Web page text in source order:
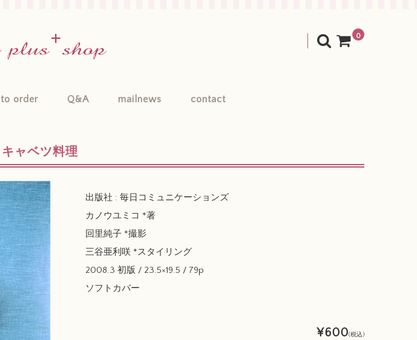
0
order Q&A mailnews contact
ャベツ料理
出版社 : 毎日コミュニケーションズ
カノウユミコ *著
回里純子 *撮影
三谷亜利咲 *スタイリング
2008.3 初版 / 23.5×19.5 / 79p
ソフトカバー
¥600(税込)